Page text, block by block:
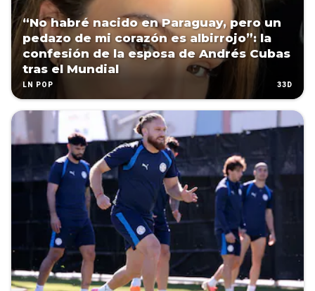
“No habré nacido en Paraguay, pero un
pedazo de mi corazón es albirrojo”: la
confesión de la esposa de Andrés Cubas
tras el Mundial
LN POP 33D